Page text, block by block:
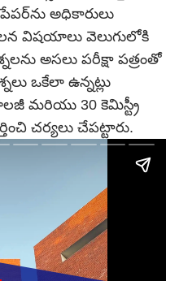
అధికారులు
విషయాలు వెలుగులోకి
అసలు పరీక్షా పత్రంతో
ఒకేలా ఉన్నట్లు
మరియు 30 కెమిస్ట్రీ
చర్యలు చేపట్టారు.